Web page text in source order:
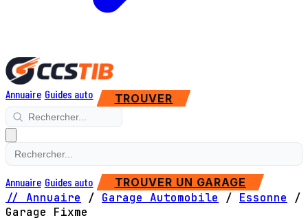
Annuaire Guides auto TROUVER
Annuaire Guides auto TROUVER UN GARAGE
// Annuaire / Garage Automobile / Essonne
/
Garage Fixme